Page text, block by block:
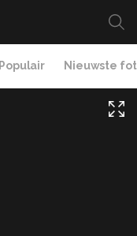
Populair Nieuwste